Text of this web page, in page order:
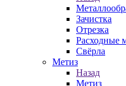
Зачистка
Отрезка
Расходные
Свёрла
Метиз
Назад
Метиз